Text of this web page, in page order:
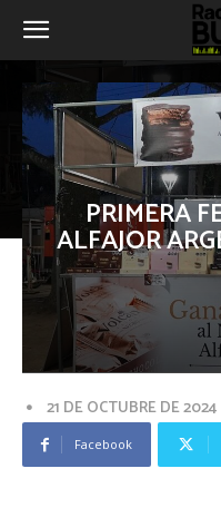
PRIMERA
ALFAJOR
21 DE OCTUBRE DE 2024
Facebook